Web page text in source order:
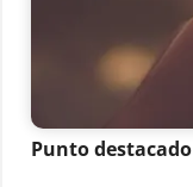
Punto destacado